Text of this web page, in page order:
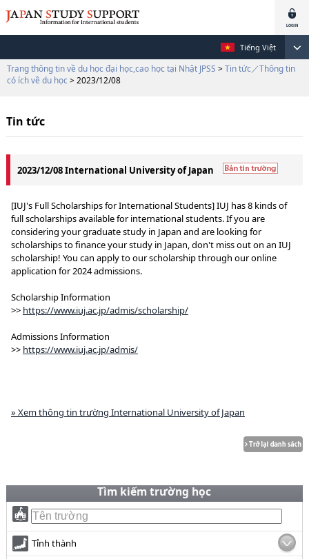
Tiếng Việt
Trang thông tin về du học đại học,cao học tại Nhật JPSS > Tin tức／Thông tin
có ích về du học > 2023/12/08
Tin tức
2023/12/08 International University of Japan
[IUJ's Full Scholarships for International Students] IUJ has 8 kinds of
full scholarships available for international students. If you are
considering your graduate study in Japan and are looking for
scholarships to finance your study in Japan, don't miss out on an IUJ
scholarship! You can apply to our scholarship through our online
application for 2024 admissions.
Scholarship Information
>> https://www.iuj.ac.jp/admis/scholarship/
Admissions Information
>> https://www.iuj.ac.jp/admis/
» Xem thông tin trường International University of Japan
Tìm kiếm trường học
Tỉnh thành